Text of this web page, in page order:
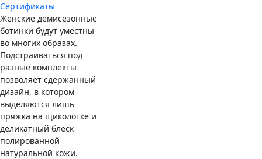
Сертификаты
Женские демисезонные
ботинки будут уместны
во многих образах.
Подстраиваться под
разные комплекты
позволяет сдержанный
дизайн, в котором
выделяются лишь
пряжка на щиколотке и
деликатный блеск
полированной
натуральной кожи.